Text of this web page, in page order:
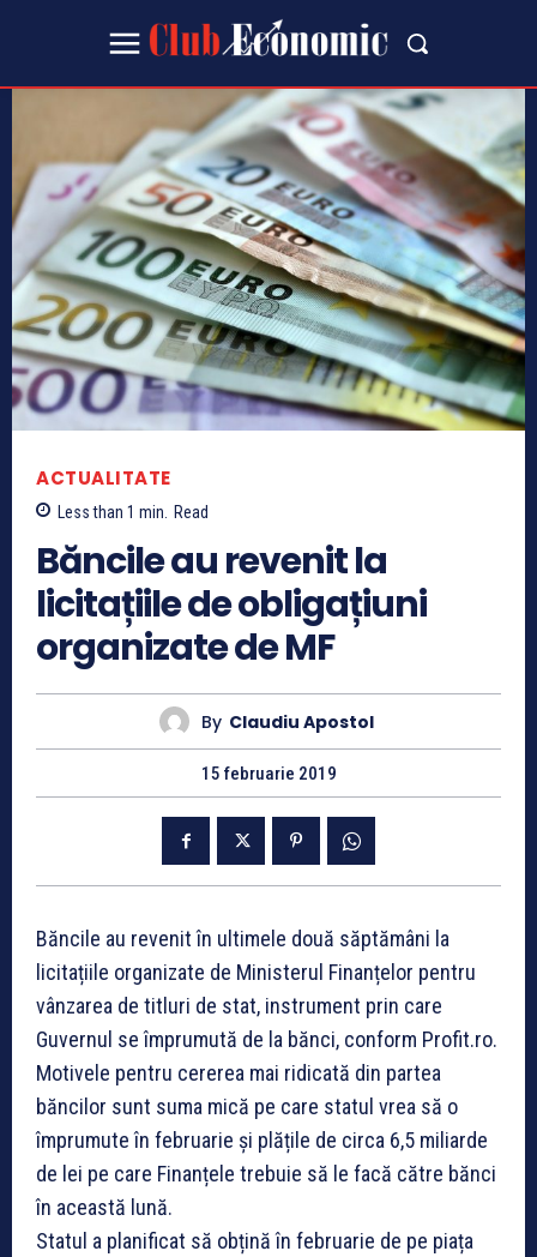
ACTUALITATE
Less than 1 min. Read
Băncile au revenit la
licitațiile de obligațiuni
organizate de MF
By Claudiu Apostol
15 februarie 2019
Băncile au revenit în ultimele două săptămâni la
licitațiile organizate de Ministerul Finanțelor pentru
vânzarea de titluri de stat, instrument prin care
Guvernul se împrumută de la bănci, conform Profit.ro.
Motivele pentru cererea mai ridicată din partea
băncilor sunt suma mică pe care statul vrea să o
împrumute în februarie și plățile de circa 6,5 miliarde
de lei pe care Finanțele trebuie să le facă către bănci
în această lună.
Statul a planificat să obțină în februarie de pe piața